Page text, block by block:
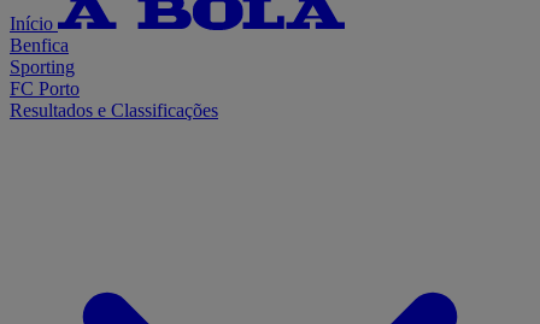
Início
Benfica
Sporting
FC Porto
Resultados e Classificações